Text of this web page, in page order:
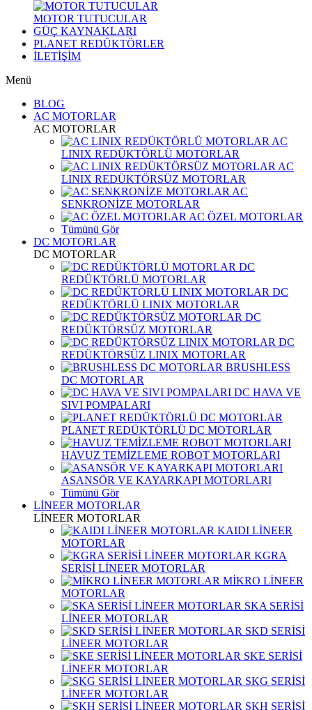
MOTOR TUTUCULAR
GÜÇ KAYNAKLARI
PLANET REDÜKTÖRLER
İLETİŞİM
Menü
BLOG
AC MOTORLAR
AC MOTORLAR
AC
LINIX REDÜKTÖRLÜ MOTORLAR
AC
LINIX REDÜKTÖRSÜZ MOTORLAR
AC
SENKRONİZE MOTORLAR
AC ÖZEL MOTORLAR
Tümünü Gör
DC MOTORLAR
DC MOTORLAR
DC
REDÜKTÖRLÜ MOTORLAR
DC
REDÜKTÖRLÜ LINIX MOTORLAR
DC
REDÜKTÖRSÜZ MOTORLAR
DC
REDÜKTÖRSÜZ LINIX MOTORLAR
BRUSHLESS
DC MOTORLAR
DC HAVA VE
SIVI POMPALARI
PLANET REDÜKTÖRLÜ DC MOTORLAR
HAVUZ TEMİZLEME ROBOT MOTORLARI
ASANSÖR VE KAYARKAPI MOTORLARI
Tümünü Gör
LİNEER MOTORLAR
LİNEER MOTORLAR
KAIDI LİNEER
MOTORLAR
KGRA
SERİSİ LİNEER MOTORLAR
MİKRO LİNEER
MOTORLAR
SKA SERİSİ
LİNEER MOTORLAR
SKD SERİSİ
LİNEER MOTORLAR
SKE SERİSİ
LİNEER MOTORLAR
SKG SERİSİ
LİNEER MOTORLAR
SKH SERİSİ